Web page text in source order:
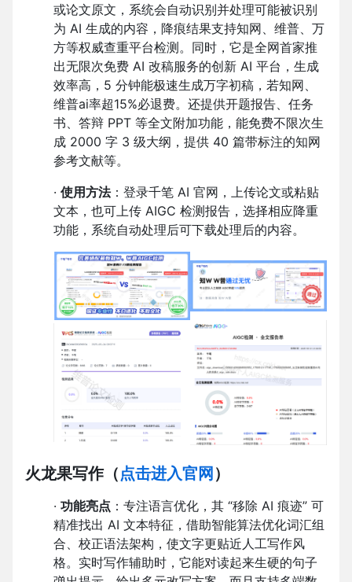
或论文原文，系统会自动识别并处理可能被识别
为 AI 生成的内容，降痕结果支持知网、维普、万
方等权威查重平台检测。同时，它是全网首家推
出无限次免费 AI 改稿服务的创新 AI 平台，生成
效率高，5 分钟能极速生成万字初稿，若知网、
维普ai率超15%必退费。还提供开题报告、任务
书、答辩 PPT 等全文附加功能，能免费不限次生
成 2000 字 3 级大纲，提供 40 篇带标注的知网
参考文献等。
· 使用方法：登录千笔 AI 官网，上传论文或粘贴
文本，也可上传 AIGC 检测报告，选择相应降重
功能，系统自动处理后可下载处理后的内容。
火龙果写作（点击进入官网 ）
· 功能亮点 ：专注语言优化，其 “移除 AI 痕迹” 可
精准找出 AI 文本特征，借助智能算法优化词汇组
合、校正语法架构，使文字更贴近人工写作风
格。实时写作辅助时，它能对读起来生硬的句子